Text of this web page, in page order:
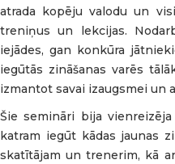
atrada kopēju valodu un
treniņus un lekcijas.
iejādes, gan konkūra
iegūtās zināšanas varēs
izmantot savai izaugsmei un
Šie semināri bija
katram iegūt kādas jaunas
skatītājam un trenerim, kā